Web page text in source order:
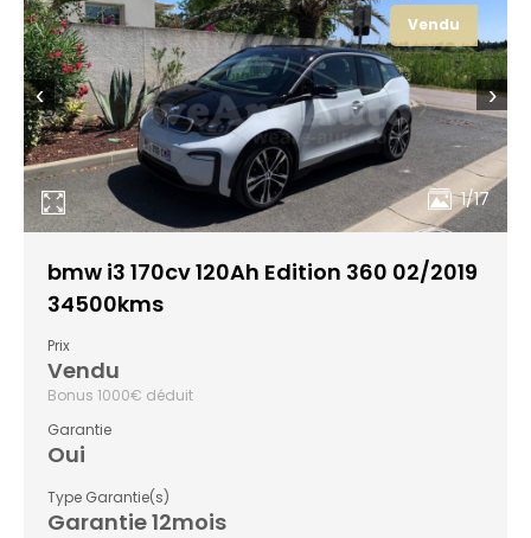
Vendu
1/17
‹ ›
bmw i3 170cv 120Ah Edition 360 02/2019
34500kms
Prix
Vendu
Bonus 1000€ déduit
Garantie
Oui
Type Garantie(s)
Garantie 12mois